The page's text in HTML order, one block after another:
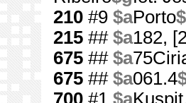
210#9 $aPorto
215## $a182,
675## $a
675## $a061.4
700#1 $aKuspit,